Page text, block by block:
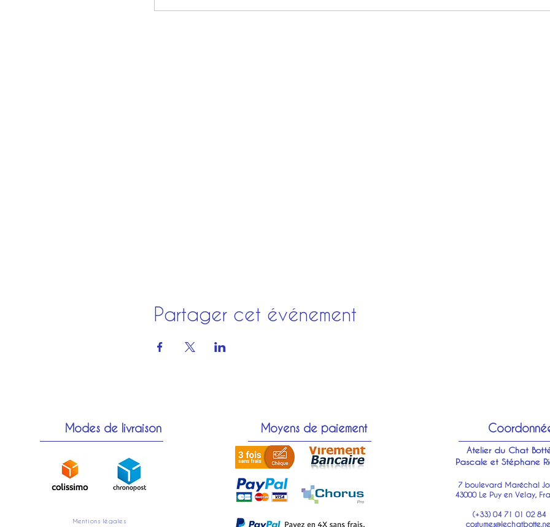
Partager cet événement
Modes de livraison
Mentions légales
Moyens de paiement
Atelier du Chat
Pascale et Stéphane
7 boulevard Maréchal
43000 Le Puy en Velay,
(+33) 04 71 01 02 84